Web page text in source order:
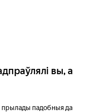
вы, а
прылады падобныя да